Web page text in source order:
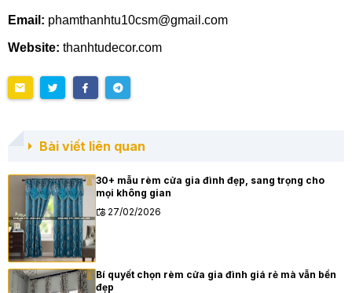
Email: phamthanhtu10csm@gmail.com
Website: thanhtudecor.com
Bài viết liên quan
30+ mẫu rèm cửa gia đình đẹp, sang trọng cho
mọi không gian
27/02/2026
Bí quyết chọn rèm cửa gia đình giá rẻ mà vẫn bền
đẹp